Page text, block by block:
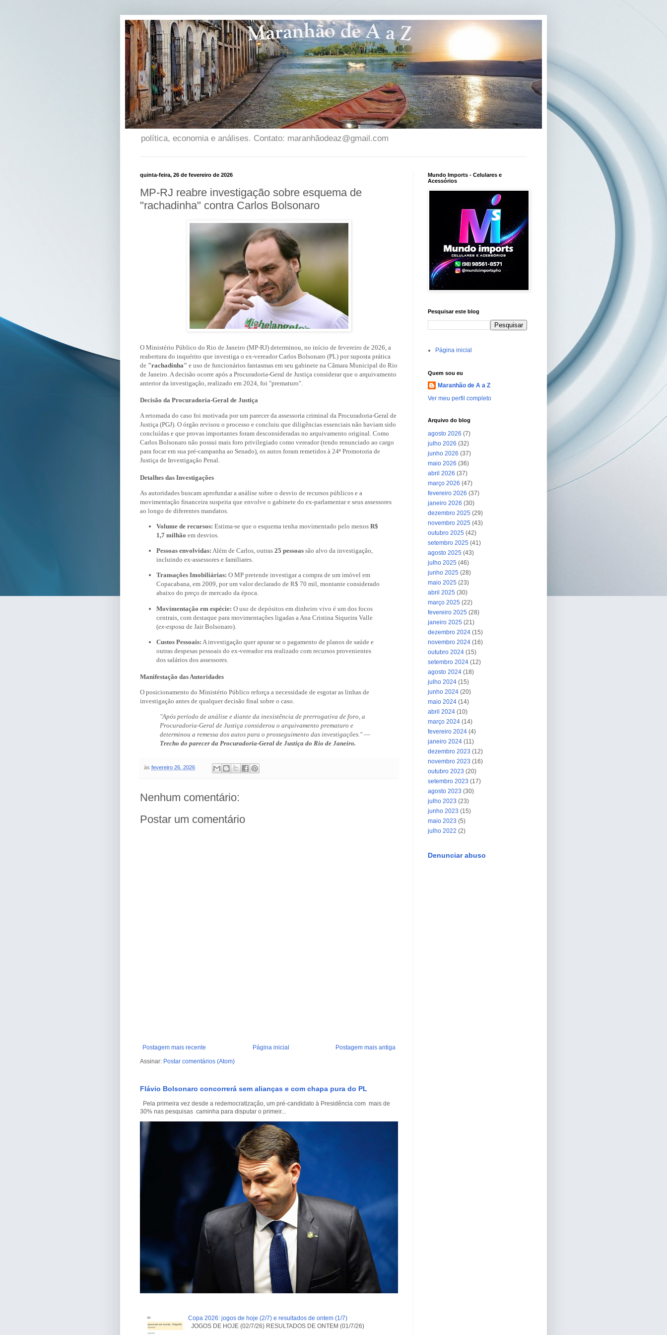
política, economia e análises. Contato: maranhãodeaz@gmail.com
quinta-feira, 26 de fevereiro de 2026
MP-RJ reabre investigação sobre esquema de
"rachadinha" contra Carlos Bolsonaro
O Ministério Público do Rio de Janeiro (MP-RJ) determinou, no início de fevereiro de 2026, a
reabertura do inquérito que investiga o ex-vereador Carlos Bolsonaro (PL) por suposta prática
de "rachadinha" e uso de funcionários fantasmas em seu gabinete na Câmara Municipal do Rio
de Janeiro. A decisão ocorre após a Procuradoria-Geral de Justiça considerar que o arquivamento
anterior da investigação, realizado em 2024, foi "prematuro".
Decisão da Procuradoria-Geral de Justiça
A retomada do caso foi motivada por um parecer da assessoria criminal da Procuradoria-Geral de
Justiça (PGJ). O órgão revisou o processo e concluiu que diligências essenciais não haviam sido
concluídas e que provas importantes foram desconsideradas no arquivamento original. Como
Carlos Bolsonaro não possui mais foro privilegiado como vereador (tendo renunciado ao cargo
para focar em sua pré-campanha ao Senado), os autos foram remetidos à 24ª Promotoria de
Justiça de Investigação Penal.
Detalhes das Investigações
As autoridades buscam aprofundar a análise sobre o desvio de recursos públicos e a
movimentação financeira suspeita que envolve o gabinete do ex-parlamentar e seus assessores
ao longo de diferentes mandatos.
Volume de recursos: Estima-se que o esquema tenha movimentado pelo menos R$
1,7 milhão em desvios.
Pessoas envolvidas: Além de Carlos, outras 25 pessoas são alvo da investigação,
incluindo ex-assessores e familiares.
Transações Imobiliárias: O MP pretende investigar a compra de um imóvel em
Copacabana, em 2009, por um valor declarado de R$ 70 mil, montante considerado
abaixo do preço de mercado da época.
Movimentação em espécie: O uso de depósitos em dinheiro vivo é um dos focos
centrais, com destaque para movimentações ligadas a Ana Cristina Siqueira Valle
(ex-esposa de Jair Bolsonaro).
Custos Pessoais: A investigação quer apurar se o pagamento de planos de saúde e
outras despesas pessoais do ex-vereador era realizado com recursos provenientes
dos salários dos assessores.
Manifestação das Autoridades
O posicionamento do Ministério Público reforça a necessidade de esgotar as linhas de
investigação antes de qualquer decisão final sobre o caso.
"Após período de análise e diante da inexistência de prerrogativa de foro, a
Procuradoria-Geral de Justiça considerou o arquivamento prematuro e
determinou a remessa dos autos para o prosseguimento das investigações."—
Trecho do parecer da Procuradoria-Geral de Justiça do Rio de Janeiro.
às fevereiro 26, 2026
Nenhum comentário:
Postar um comentário
Postagem mais recente Postagem mais antiga
Página inicial
Assinar: Postar comentários (Atom)
Flávio Bolsonaro concorrerá sem alianças e com chapa pura do PL
Pela primeira vez desde a redemocratização, um pré-candidato à Presidência com mais de
30% nas pesquisas caminha para disputar o primeir...
Copa 2026: jogos de hoje (2/7) e resultados de ontem (1/7)
JOGOS DE HOJE (02/7/26) RESULTADOS DE ONTEM (01/7/26)
Mundo Imports - Celulares e
Acessórios
Pesquisar este blog
Página inicial
Quem sou eu
Maranhão de A a Z
Ver meu perfil completo
Arquivo do blog
agosto 2026 (7)
julho 2026 (32)
junho 2026 (37)
maio 2026 (36)
abril 2026 (37)
março 2026 (47)
fevereiro 2026 (37)
janeiro 2026 (30)
dezembro 2025 (29)
novembro 2025 (43)
outubro 2025 (42)
setembro 2025 (41)
agosto 2025 (43)
julho 2025 (46)
junho 2025 (28)
maio 2025 (23)
abril 2025 (30)
março 2025 (22)
fevereiro 2025 (28)
janeiro 2025 (21)
dezembro 2024 (15)
novembro 2024 (16)
outubro 2024 (15)
setembro 2024 (12)
agosto 2024 (18)
julho 2024 (15)
junho 2024 (20)
maio 2024 (14)
abril 2024 (10)
março 2024 (14)
fevereiro 2024 (4)
janeiro 2024 (11)
dezembro 2023 (12)
novembro 2023 (16)
outubro 2023 (20)
setembro 2023 (17)
agosto 2023 (30)
julho 2023 (23)
junho 2023 (15)
maio 2023 (5)
julho 2022 (2)
Denunciar abuso